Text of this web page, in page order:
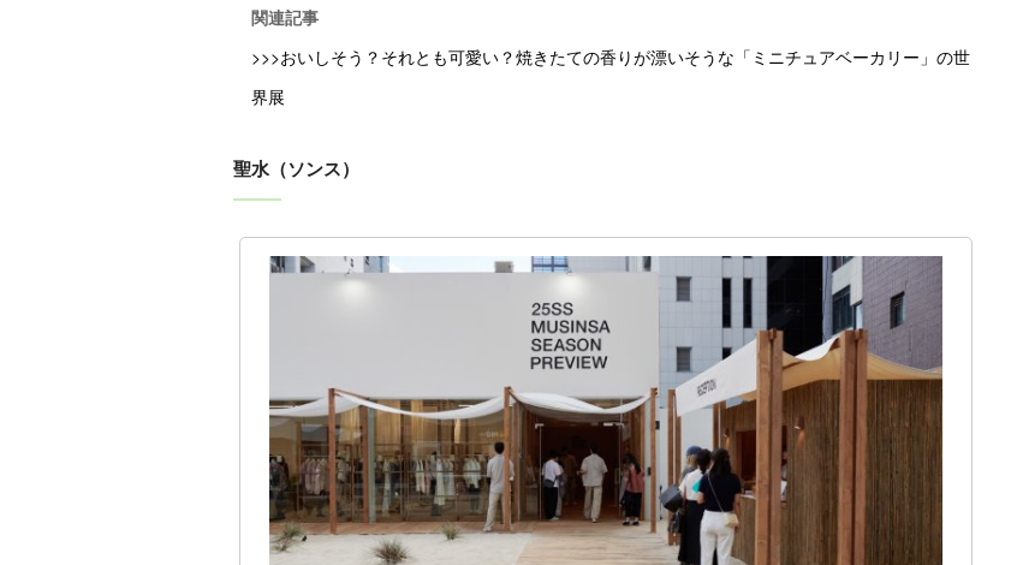
関連記事
>>>おいしそう？それとも可愛い？焼きたての香りが漂いそうな「ミニチュアベーカリー」の世
界展
聖水（ソンス）